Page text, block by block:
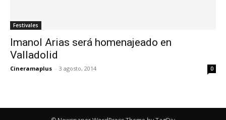
Festivales
Imanol Arias será homenajeado en
Valladolid
Cineramaplus - 3 agosto, 2014 0